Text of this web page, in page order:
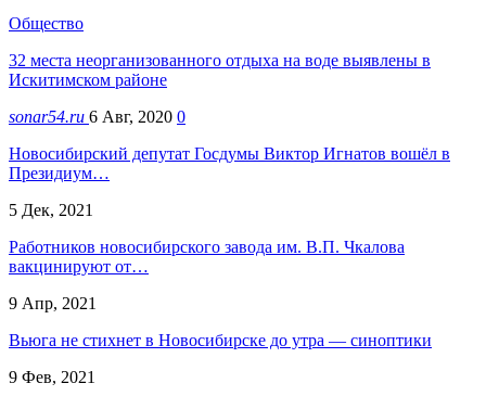
Общество
32 места неорганизованного отдыха на воде выявлены в
Искитимском районе
sonar54.ru 6 Авг, 2020 0
Новосибирский депутат Госдумы Виктор Игнатов вошёл в
Президиум…
5 Дек, 2021
Работников новосибирского завода им. В.П. Чкалова
вакцинируют от…
9 Апр, 2021
Вьюга не стихнет в Новосибирске до утра — синоптики
9 Фев, 2021